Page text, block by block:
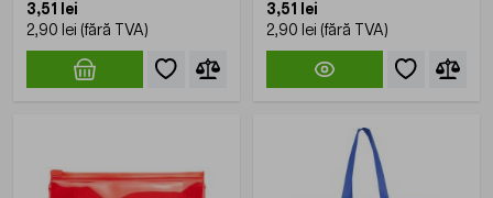
3,51 lei
2,90 lei
3,51 lei
2,90 lei